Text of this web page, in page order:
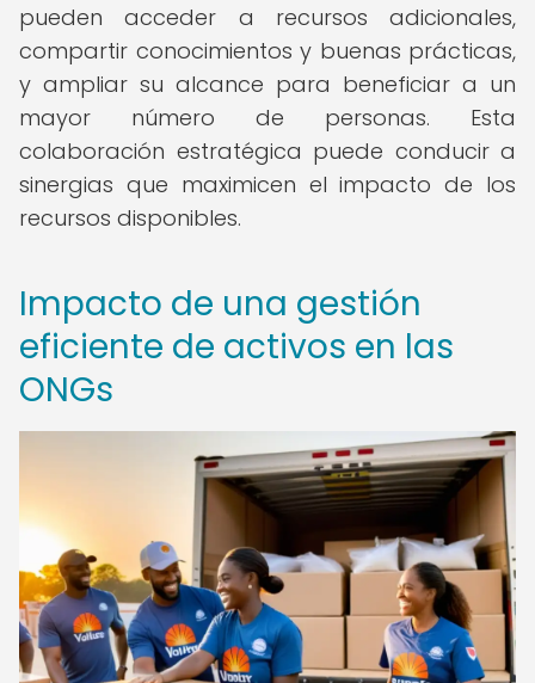
pueden acceder a recursos adicionales,
compartir conocimientos y buenas prácticas,
y ampliar su alcance para beneficiar a un
mayor número de personas. Esta
colaboración estratégica puede conducir a
sinergias que maximicen el impacto de los
recursos disponibles.
Impacto de una gestión
eficiente de activos en las
ONGs